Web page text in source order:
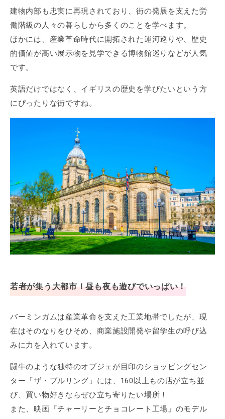
建物内部も忠実に再現されており、街の発展を支えた労
働階級の人々の暮らしから多くのことを学べます。
ほかには、産業革命時代に開拓された運河巡りや、歴史
的価値が高い展示物を見学できる博物館巡りなどが人気
です。
英語だけではなく、イギリスの歴史を学びたいという方
にぴったりな街ですね。
若者が集う大都市！昼も夜も遊びでいっぱい！
バーミンガムは産業革命を支えた工業地帯でしたが、現
在はそのなりをひそめ、商業施設開発や留学生の呼び込
みに力を入れています。
闘牛のような独特のオブジェが目印のショッピングセン
ター「ザ・ブルリング」には、160以上もの店が立ち並
び、買い物好きならぜひ立ち寄りたい場所！
また、映画『チャーリーとチョコレート工場』のモデル